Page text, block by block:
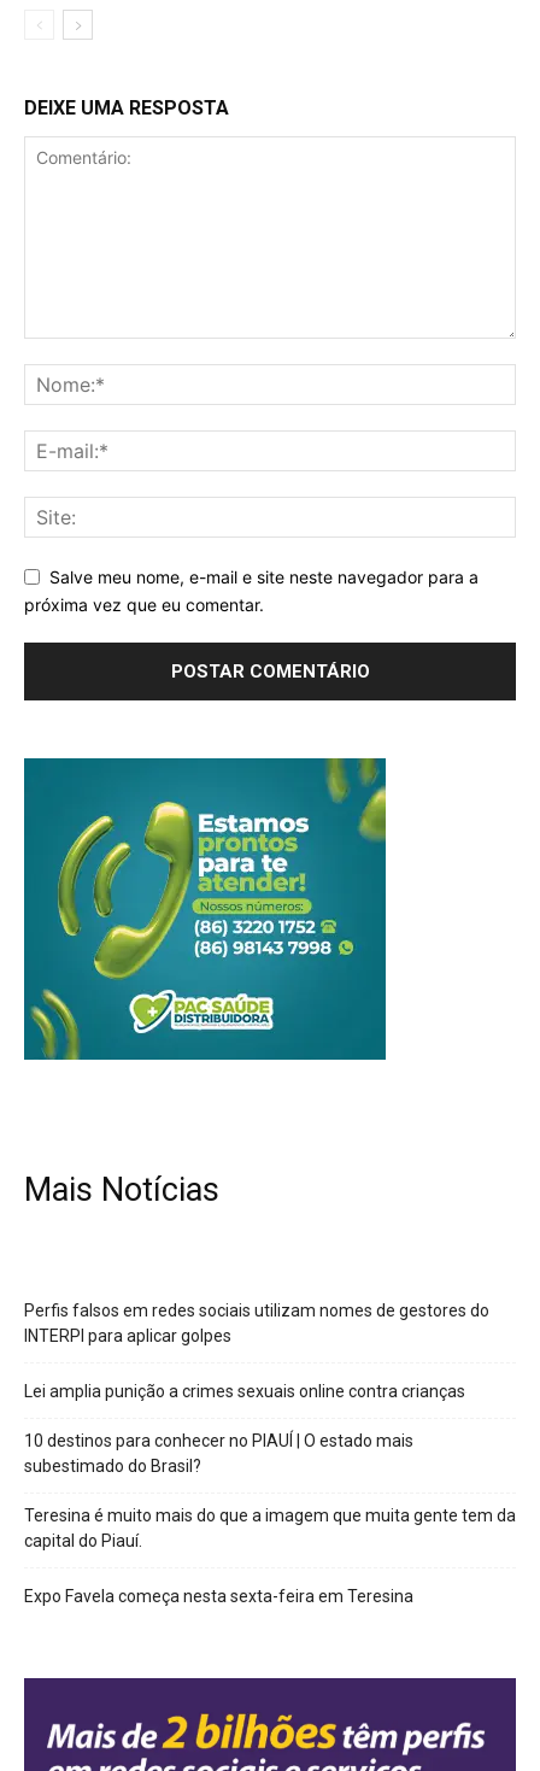
DEIXE UMA RESPOSTA
Salve meu nome, e-mail e site neste navegador para a
próxima vez que eu comentar.
Mais Notícias
Perfis falsos em redes sociais utilizam nomes de gestores do
INTERPI para aplicar golpes
Lei amplia punição a crimes sexuais online contra crianças
10 destinos para conhecer no PIAUÍ | O estado mais
subestimado do Brasil?
Teresina é muito mais do que a imagem que muita gente tem da
capital do Piauí.
Expo Favela começa nesta sexta-feira em Teresina